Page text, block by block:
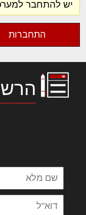
יש להתחבר
התחברות